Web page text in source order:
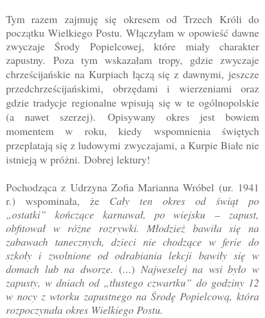
Tym razem zajmuję się okresem od Trzech Króli do
początku Wielkiego Postu. Włączyłam w opowieść dawne
zwyczaje Środy Popielcowej, które miały charakter
zapustny. Poza tym wskazałam tropy, gdzie zwyczaje
chrześcijańskie na Kurpiach łączą się z dawnymi, jeszcze
przedchrześcijańskimi, obrzędami i wierzeniami oraz
gdzie tradycje regionalne wpisują się w te ogólnopolskie
(a nawet szerzej). Opisywany okres jest bowiem
momentem w roku, kiedy wspomnienia świętych
przeplatają się z ludowymi zwyczajami, a Kurpie Białe nie
istnieją w próżni. Dobrej lektury!
Pochodząca z Udrzyna Zofia Marianna Wróbel (ur. 1941
r.) wspominała, że Cały ten okres od świąt po
„ostatki” kończące karnawał, po wiejsku –zapust,
obfitował w różne rozrywki. Młodzież bawiła się na
zabawach tanecznych, dzieci nie chodzące w ferie do
szkoły i zwolnione od odrabiania lekcji bawiły się w
domach lub na dworze. (...) Najweselej na wsi było w
zapusty, w dniach od „tłustego czwartku” do godziny 12
w nocy z wtorku zapustnego na Środę Popielcową, która
rozpoczynała okres Wielkiego Postu.